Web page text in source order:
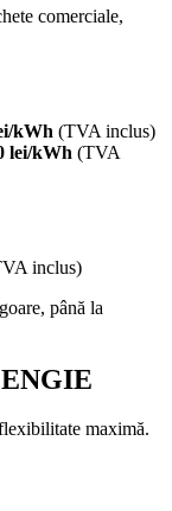
comerciale,
kWh (TVA inclus)
lei/kWh (TVA
inclus)
până la
maximă.